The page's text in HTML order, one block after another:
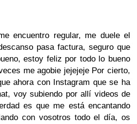
encuentro regular, me duele el
pasa factura, seguro que
estoy feliz por todo lo bueno
me agobie jejejeje Por cierto,
ahora con Instagram que se ha
voy subiendo por allí videos de
es que me está encantando
con vosotros todo el día, os